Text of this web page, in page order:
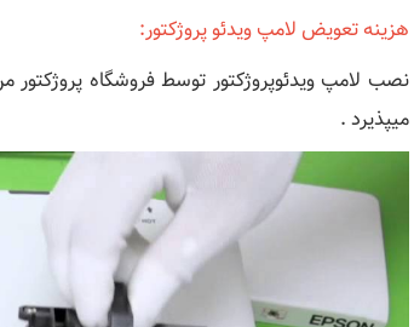
هزینه تعویض لامپ ویدئو پروژکتور:
نصب لامپ ویدئوپروژکتور توسط فروشگاه
میپذیرد .